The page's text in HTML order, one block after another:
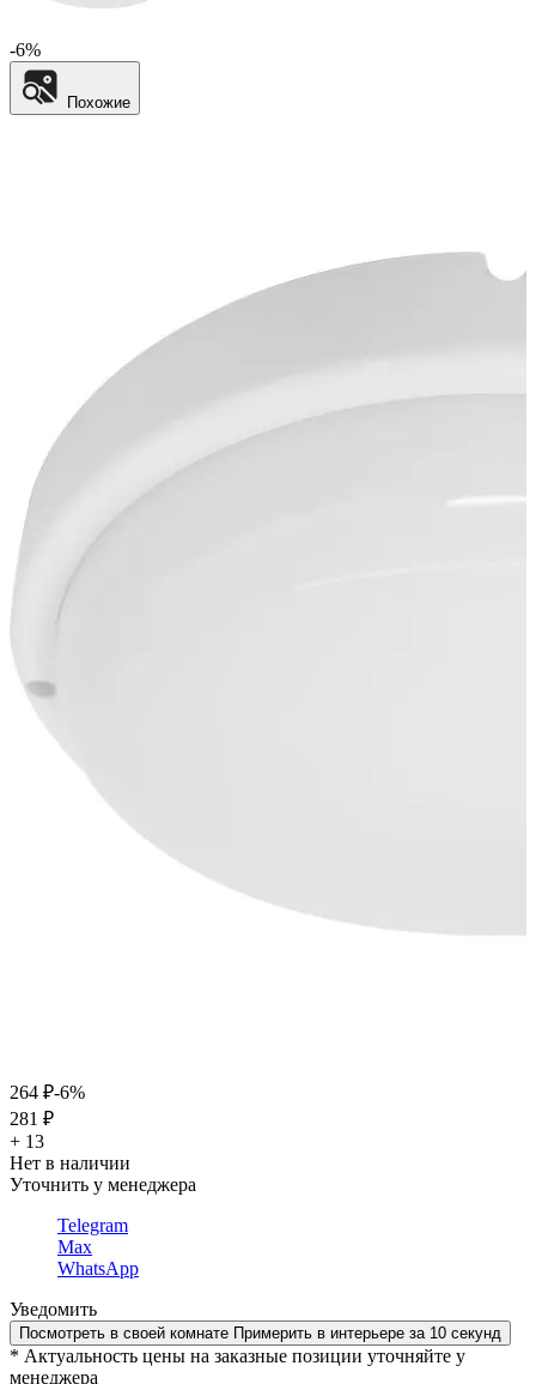
-6%
Похожие
264 ₽-6%
281 ₽
+ 13
Нет в наличии
Уточнить у менеджера
Telegram
Max
WhatsApp
Уведомить
Посмотреть в своей комнате Примерить в интерьере за 10 секунд
* Актуальность цены на заказные позиции уточняйте у
менеджера